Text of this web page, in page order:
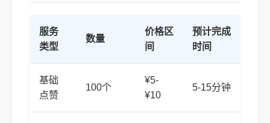
服务
类型
数量
价格区
间
预计完成
时间
基础
点赞
100个
¥5-
¥10
5-15分钟